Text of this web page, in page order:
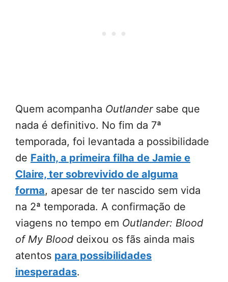
Quem acompanha Outlandersabe que
nada é definitivo. No fim da 7ª
temporada, foi levantada a possibilidade
de Faith, a primeira filha de Jamie e
Claire, ter sobrevivido de alguma
forma, apesar de ter nascido sem vida
na 2ª temporada. A confirmação de
viagens no tempo em Outlander: Blood
of My Blood deixou os fãs ainda mais
atentos para possibilidades
inesperadas.